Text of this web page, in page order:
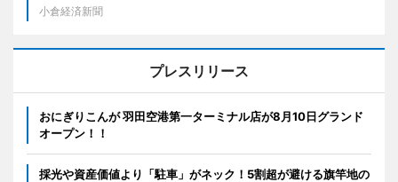
小倉経済新聞
プレスリリース
おにぎりこんが 羽田空港第一ターミナル店が8月10日グランド
オープン！！
採光や資産価値より「駐車」がネック！5割超が避ける旗竿地の